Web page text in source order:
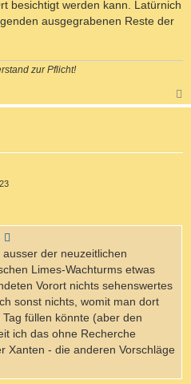
besichtigt werden kann. Latürnich
ausgegrabenen Reste der
zur Pflicht!
a
der neuzeitlichen
Limes-Wachturms etwas
Vorort nichts sehenswertes
sonst nichts, womit man dort
füllen könnte (aber den
ich das ohne Recherche
Xanten - die anderen Vorschläge